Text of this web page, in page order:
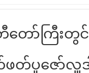
တီတော်ကြီးတွ
တ်ပူဇော်လှူဒ